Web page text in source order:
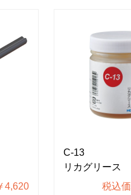
4,620
C-13
リカグリース
税込